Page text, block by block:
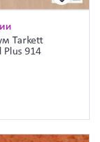
Tarkett
Plus 914